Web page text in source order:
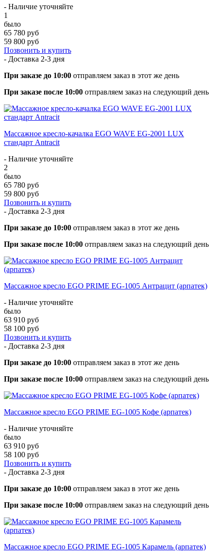
- Наличие уточняйте
1
было
65 780 руб
59 800 руб
Позвонить и купить
- Доставка 2-3 дня
При заказе до 10:00 отправляем заказ в этот же день
При заказе после 10:00 отправляем заказ на следующий день
Массажное кресло-качалка EGO WAVE EG-2001 LUX
стандарт Antracit
- Наличие уточняйте
2
было
65 780 руб
59 800 руб
Позвонить и купить
- Доставка 2-3 дня
При заказе до 10:00 отправляем заказ в этот же день
При заказе после 10:00 отправляем заказ на следующий день
Массажное кресло EGO PRIME EG-1005 Антрацит (арпатек)
- Наличие уточняйте
было
63 910 руб
58 100 руб
Позвонить и купить
- Доставка 2-3 дня
При заказе до 10:00 отправляем заказ в этот же день
При заказе после 10:00 отправляем заказ на следующий день
Массажное кресло EGO PRIME EG-1005 Кофе (арпатек)
- Наличие уточняйте
было
63 910 руб
58 100 руб
Позвонить и купить
- Доставка 2-3 дня
При заказе до 10:00 отправляем заказ в этот же день
При заказе после 10:00 отправляем заказ на следующий день
Массажное кресло EGO PRIME EG-1005 Карамель (арпатек)